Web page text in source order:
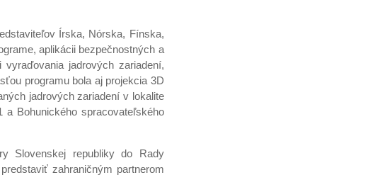
Írska, Nórska, Fínska,
aplikácii bezpečnostných a
jadrových zariadení,
programu bola aj projekcia 3D
jadrových zariadení v lokalite
a Bohunického spracovateľského
Slovenskej republiky do Rady
zahraničným partnerom